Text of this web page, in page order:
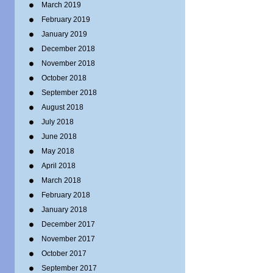
March 2019
February 2019
January 2019
December 2018
November 2018
October 2018
September 2018
August 2018
July 2018
June 2018
May 2018
April 2018
March 2018
February 2018
January 2018
December 2017
November 2017
October 2017
September 2017